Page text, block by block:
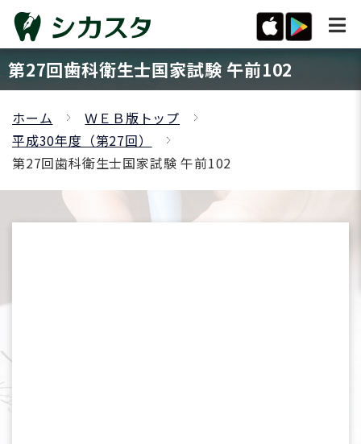
第27回歯科衛生士国家試験 午前102
ホーム
ＷＥＢ版トップ
平成30年度（第27回）
第27回歯科衛生士国家試験 午前102